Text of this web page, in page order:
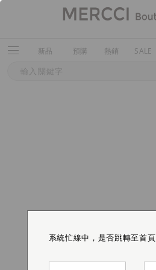
新品 預購 熱銷 SALE
系統忙線中，是否跳轉至首頁
系統忙線中，是否跳轉至首頁
系統忙線中，是否跳轉至首頁
系統忙線中，是否跳轉至首頁
系統忙線中，是否跳轉至首頁